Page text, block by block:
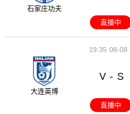
石家庄功夫
直播中
08-08
19:35
大连英博
V - S
直播中